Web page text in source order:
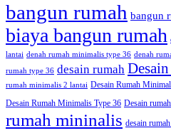
bangun rumah bangun
biaya bangun rumah
lantai denah rumah minimalis type 36 denah
rumah type 36 desain rumah
rumah minimalis 2 lantai Desain Rumah
Desain Rumah Minimalis Type 36 Desain
rumah mininalis desain